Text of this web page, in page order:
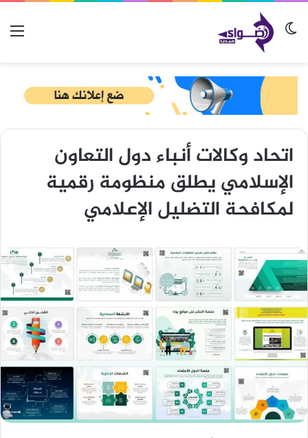
الوضع المظلم
اتحاد وكالات أنباء دول التعاون
الإسلامي يطلق منظومة رقمية
لمكافحة التضليل الإعلامي